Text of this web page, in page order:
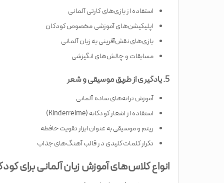
استفاده از بازی‌های کارتی آلمانی
اپلیکیشن‌های آموزشی مخصوص کودکان
بازی‌های نقش‌آفرینی به زبان آلمانی
مسابقات و چالش‌های انگیزشی
5. یادگیری از طریق موسیقی و شعر
آموزش ترانه‌های ساده آلمانی
استفاده از اشعار کودکانه (Kinderreime)
ریتم و موسیقی به عنوان ابزار تقویت حافظه
تکرار کلمات کلیدی در قالب آهنگ‌های جذاب
انواع کلاس‌های آموزش زبان آلمانی برای